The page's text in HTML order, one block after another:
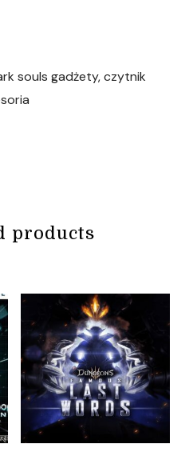
souls gadżety, czytnik
products